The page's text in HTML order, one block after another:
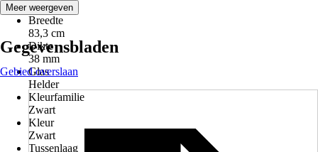
201,5 cm
Breedte
83,3 cm
Dikte
38 mm
Glas
Helder
Kleurfamilie
Zwart
Kleur
Zwart
Tussenlaag
Meer weergeven
Gegevensbladen
Gebied overslaan